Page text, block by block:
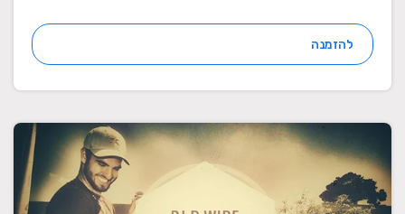
להזמנה